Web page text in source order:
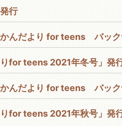
行
んだより for teens バック
りfor teens 2021年冬号」発
んだより for teens バック
りfor teens 2021年秋号」発